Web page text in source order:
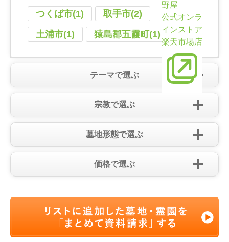
野屋
公式オンラ
インストア
楽天市場店
つくば市(1)
取手市(2)
土浦市(1)
猿島郡五霞町(1)
テーマで選ぶ
宗教で選ぶ
墓地形態で選ぶ
価格で選ぶ